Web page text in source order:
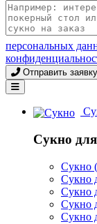
персональных
Отправить заявку
Сукно
Сукно
Сукно
Сукно
Сукно
Сукно